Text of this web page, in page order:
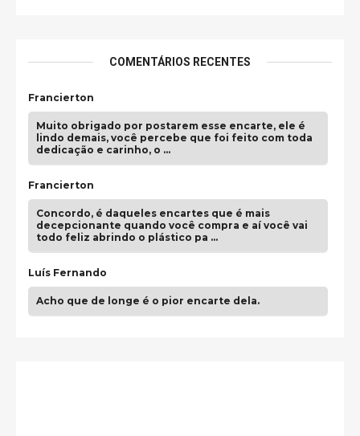
COMENTÁRIOS RECENTES
Francierton
Muito obrigado por postarem esse encarte, ele é
lindo demais, você percebe que foi feito com toda
dedicação e carinho, o …
Francierton
Concordo, é daqueles encartes que é mais
decepcionante quando você compra e aí você vai
todo feliz abrindo o plástico pa …
Luís Fernando
Acho que de longe é o pior encarte dela.